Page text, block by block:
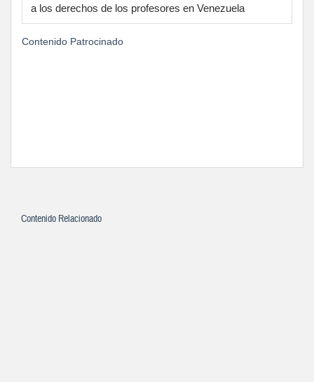
a los derechos de los profesores en Venezuela
Contenido Patrocinado
Contenido Relacionado